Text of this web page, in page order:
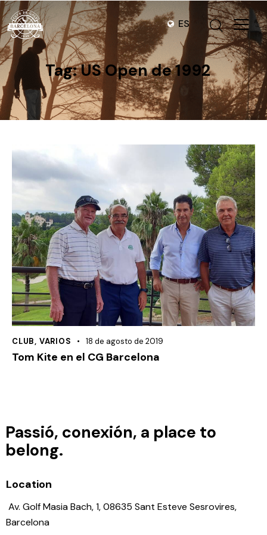
ES
Tag: US Open de 1992
CLUB, VARIOS 18 de agosto de 2019
Tom Kite en el CG Barcelona
Passió, conexión, a place to
belong.
Location
Av. Golf Masia Bach, 1, 08635 Sant Esteve Sesrovires,
Barcelona